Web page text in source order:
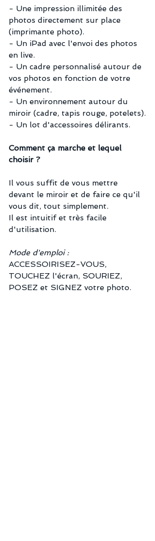
- Une impression illimitée des
photos directement sur place
(imprimante photo).
- Un iPad avec l'envoi des photos
en live.
- Un cadre personnalisé autour de
vos photos en fonction de votre
événement.
- Un environnement autour du
miroir (cadre, tapis rouge, potelets).
- Un lot d'accessoires délirants.
Comment ça marche et lequel
choisir ?
Il vous suffit de vous mettre
devant le miroir et de faire ce qu'il
vous dit, tout simplement.
Il est intuitif et très facile
d'utilisation.
Mode d'emploi :
ACCESSOIRISEZ-VOUS,
TOUCHEZ l'écran, SOURIEZ,
POSEZ et SIGNEZ votre photo.